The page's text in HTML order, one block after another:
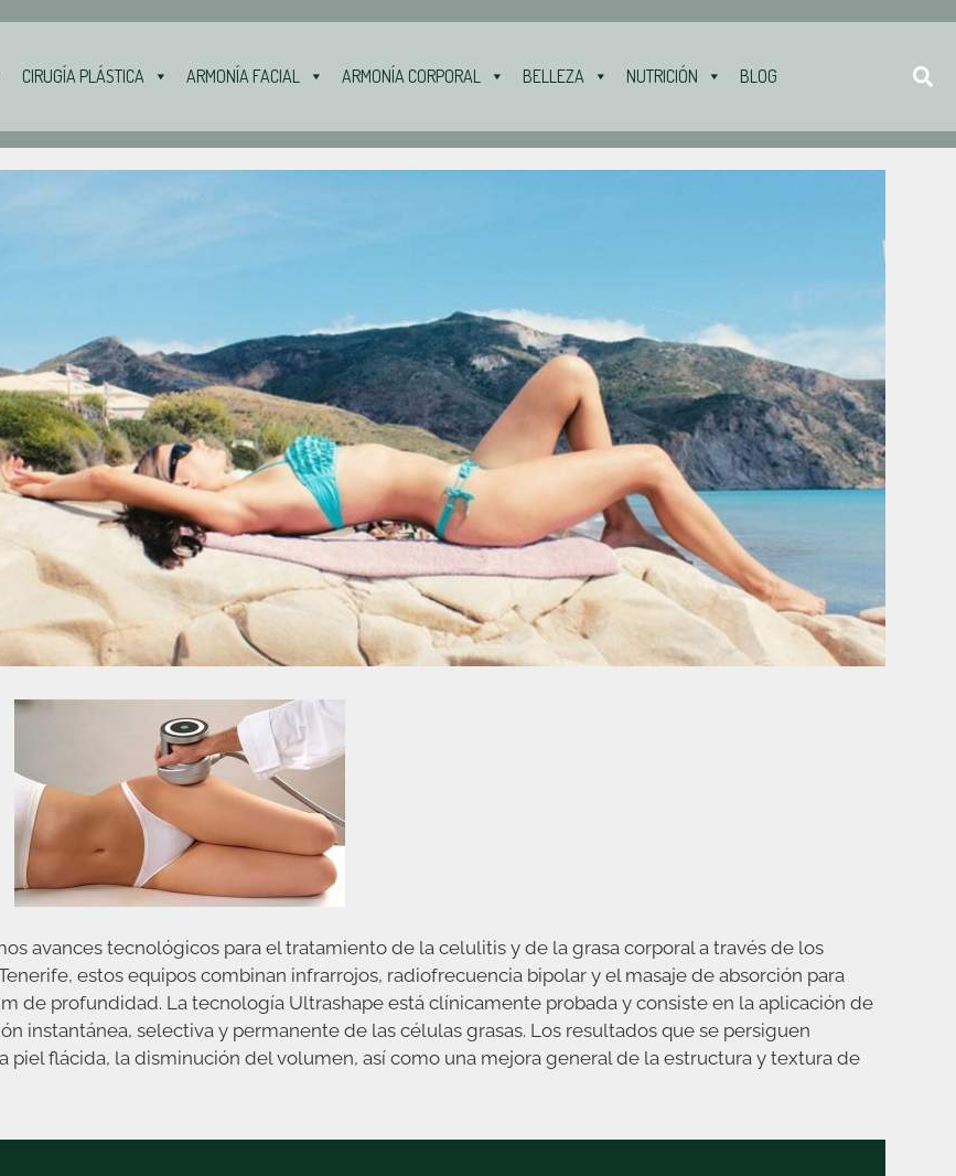
CIRUGÍA PLÁSTICA ARMONÍA FACIAL ARMONÍA CORPORAL BELLEZA NUTRICIÓN BLOG
avances tecnológicos para el tratamiento de la celulitis y de la grasa corporal a través de los
estos equipos combinan infrarrojos, radiofrecuencia bipolar y el masaje de absorción para
de profundidad. La tecnología Ultrashape está clínicamente probada y consiste en la aplicación de
instantánea, selectiva y permanente de las células grasas. Los resultados que se persiguen
flácida, la disminución del volumen, así como una mejora general de la estructura y textura de